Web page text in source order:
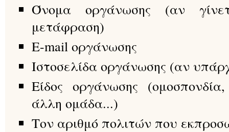
Όνομα οργάνωσης (αν
μετάφραση)
E-mail οργάνωσης
Ιστοσελίδα οργάνωσης (αν
Είδος οργάνωσης
άλλη ομάδα...)
Τον αριθμό πολιτών που